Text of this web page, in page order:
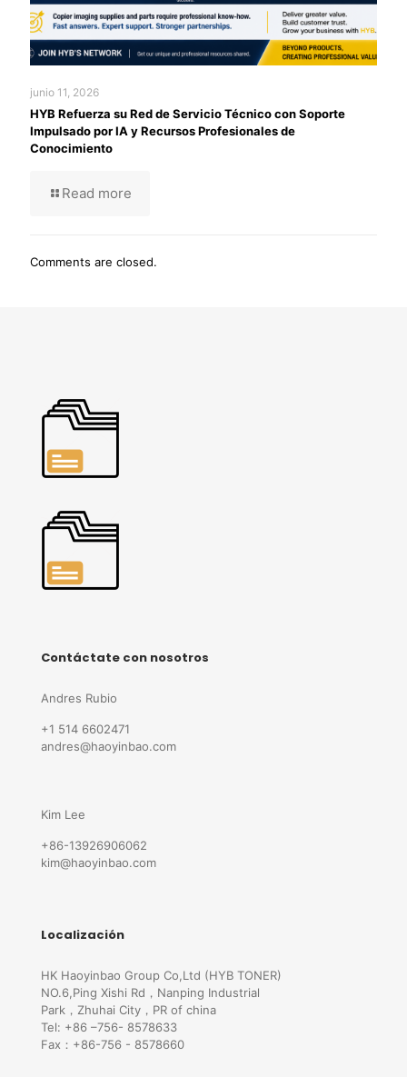
junio 11, 2026
HYB Refuerza su Red de Servicio Técnico con Soporte
Impulsado por IA y Recursos Profesionales de
Conocimiento
Read more
Comments are closed.
Contáctate con nosotros
Andres Rubio
+1 514 6602471
andres@haoyinbao.com
Kim Lee
+86-13926906062
kim@haoyinbao.com
Localización
HK Haoyinbao Group Co,Ltd (HYB TONER)
NO.6,Ping Xishi Rd，Nanping Industrial
Park，Zhuhai City，PR of china
Tel: +86 –756- 8578633
Fax：+86-756 - 8578660